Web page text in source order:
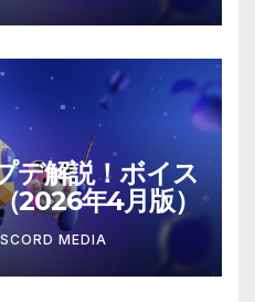
デ解説！ボイス
2026年4月版）
MEDIA